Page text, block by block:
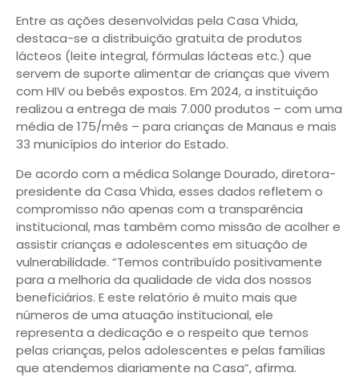
Entre as ações desenvolvidas pela Casa Vhida,
destaca-se a distribuição gratuita de produtos
lácteos (leite integral, fórmulas lácteas etc.) que
servem de suporte alimentar de crianças que vivem
com HIV ou bebês expostos. Em 2024, a instituição
realizou a entrega de mais 7.000 produtos – com uma
média de 175/mês – para crianças de Manaus e mais
33 municípios do interior do Estado.
De acordo com a médica Solange Dourado, diretora-
presidente da Casa Vhida, esses dados refletem o
compromisso não apenas com a transparência
institucional, mas também como missão de acolher e
assistir crianças e adolescentes em situação de
vulnerabilidade. “Temos contribuído positivamente
para a melhoria da qualidade de vida dos nossos
beneficiários. E este relatório é muito mais que
números de uma atuação institucional, ele
representa a dedicação e o respeito que temos
pelas crianças, pelos adolescentes e pelas famílias
que atendemos diariamente na Casa”, afirma.